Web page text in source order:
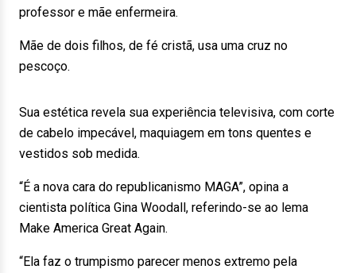
professor e mãe enfermeira.
Mãe de dois filhos, de fé cristã, usa uma cruz no
pescoço.
Sua estética revela sua experiência televisiva, com corte
de cabelo impecável, maquiagem em tons quentes e
vestidos sob medida.
“É a nova cara do republicanismo MAGA”, opina a
cientista política Gina Woodall, referindo-se ao lema
Make America Great Again.
“Ela faz o trumpismo parecer menos extremo pela